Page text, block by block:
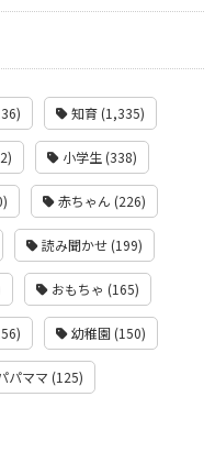
知育 (1,335)
小学生 (338)
赤ちゃん (226)
読み聞かせ (199)
おもちゃ (165)
幼稚園 (150)
パママ (125)